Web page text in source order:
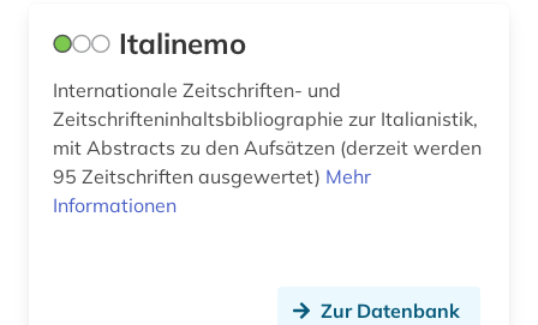
heimatkunde (2)
hispanistik (3)
Italinemo
Internationale Zeitschriften- und
Zeitschrifteninhaltsbibliographie zur Italianistik,
mit Abstracts zu den Aufsätzen (derzeit werden
95 Zeitschriften ausgewertet) Mehr
Informationen
Zur Datenbank